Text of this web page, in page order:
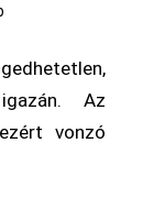
Az
vonzó